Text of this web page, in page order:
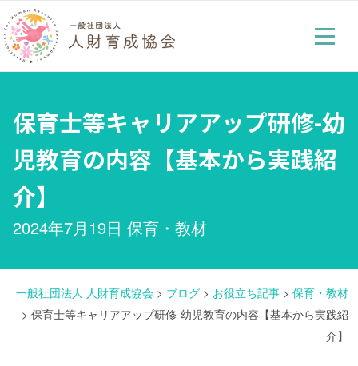
保育士等キャリアアップ研修-幼
児教育の内容【基本から実践紹
介】
2024年7月19日 保育・教材
一般社団法人 人財育成協会 > ブログ > お役立ち記事 > 保育・教材
> 保育士等キャリアアップ研修-幼児教育の内容【基本から実践紹
介】